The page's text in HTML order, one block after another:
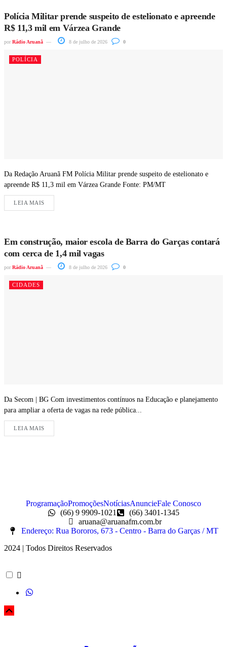
Polícia Militar prende suspeito de estelionato e apreende
R$ 11,3 mil em Várzea Grande
por Rádio Aruanã 8 de julho de 2026 0
POLÍCIA
Da Redação Aruanã FM Polícia Militar prende suspeito de estelionato e
apreende R$ 11,3 mil em Várzea Grande Fonte: PM/MT
LEIA MAIS
Em construção, maior escola de Barra do Garças contará
com cerca de 1,4 mil vagas
por Rádio Aruanã 8 de julho de 2026 0
CIDADES
Da Secom | BG Com investimentos contínuos na Educação e planejamento
para ampliar a oferta de vagas na rede pública...
LEIA MAIS
ProgramaçãoPromoçõesNotíciasAnuncieFale Conosco
(66) 9 9909-1021
(66) 3401-1345
aruana@aruanafm.com.br
Endereço: Rua Bororos, 673 - Centro - Barra do Garças / MT
2024 | Todos Direitos Reservados